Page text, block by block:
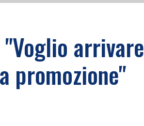
arrivare
promozione"